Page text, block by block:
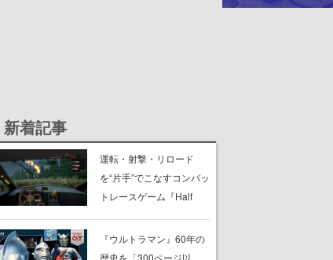
新着記事
運転・射撃・リロード
を“片手”でこなすコンバッ
トレースゲーム『Half
イバルを片手運転でぶっ
飛ばし、銃の片手撃ちで
『ウルトラマン』60年の
歴史を「300ページ以